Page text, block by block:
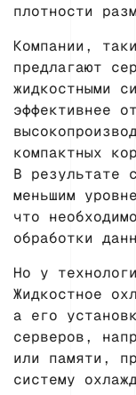
плотности
Компании,
предлагают
жидкостными
эффективнее
компактных
В результате
меньшим
что
обработки
Но у
Жидкостное
а его
серверов,
или памяти,
систему